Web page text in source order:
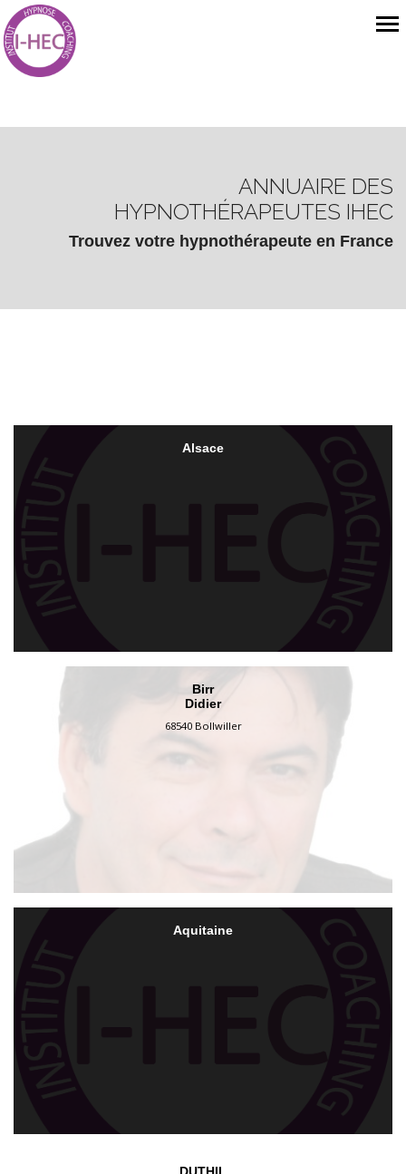
ANNUAIRE DES
HYPNOTHÉRAPEUTES IHEC
Trouvez votre hypnothérapeute en France
Alsace
Birr
Didier
68540 Bollwiller
Aquitaine